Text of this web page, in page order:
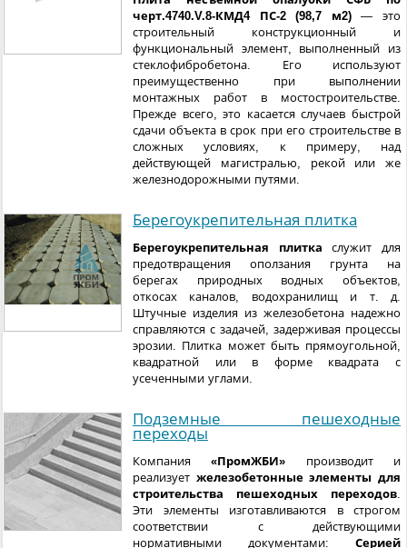
черт.4740.V.8-КМД4 ПС-2 (98,7 м2)— это
строительный конструкционный и
функциональный элемент, выполненный из
стеклофибробетона. Его используют
преимущественно при выполнении
монтажных работ в мостостроительстве.
Прежде всего, это касается случаев быстрой
сдачи объекта в срок при его строительстве в
сложных условиях, к примеру, над
действующей магистралью, рекой или же
железнодорожными путями.
Берегоукрепительная плитка
Берегоукрепительная плитка служит для
предотвращения оползания грунта на
берегах природных водных объектов,
откосах каналов, водохранилищ и т. д.
Штучные изделия из железобетона надежно
справляются с задачей, задерживая процессы
эрозии. Плитка может быть прямоугольной,
квадратной или в форме квадрата с
усеченными углами.
Подземные пешеходные
переходы
Компания«ПромЖБИ» производит и
реализует железобетонные элементы для
строительства пешеходных переходов
Эти элементы изготавливаются в строгом
соответствии с действующими
нормативными документами: Серией